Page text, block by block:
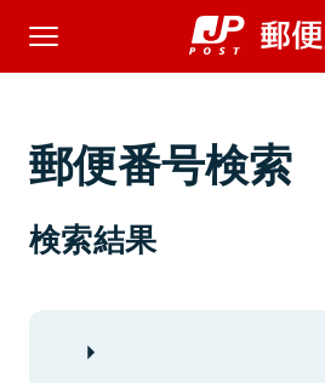
郵便番号検索
検索結果